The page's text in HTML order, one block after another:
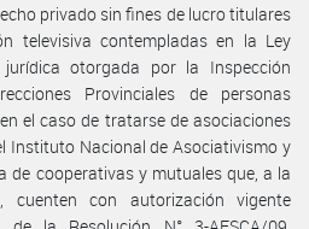
privado sin fines de lucro titulares
televisiva contempladas en la Ley
otorgada por la Inspección
Provinciales de personas
el caso de tratarse de asociaciones
Instituto Nacional de Asociativismo y
de cooperativas y mutuales que, a la
cuenten con autorización vigente